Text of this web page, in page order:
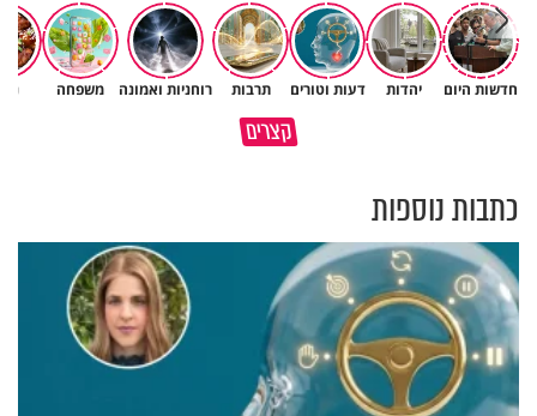
חדשות היום יהדות דעות וטורים תרבות רוחניות ואמונה משפחה
קצרים
מתחילים לעבוד לקראת ראש
הרגעים הקשים ביותר בחיים
כתבות נוספות